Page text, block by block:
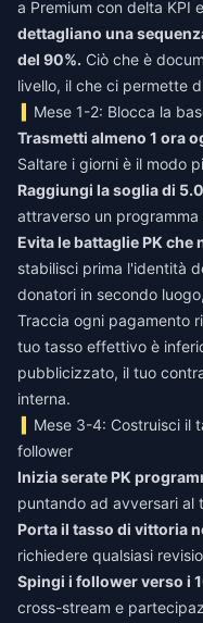
a Premium con delta KPI
dettagliano una
del 90%. Ciò che è
livello, il che ci permette
Mese 1-2: Blocca la
Trasmetti almeno 1 ora
Saltare i giorni è il modo
Raggiungi la soglia di
attraverso un
Evita le battaglie PK che
stabilisci prima l'identità
donatori in secondo
Traccia ogni pagamento
tuo tasso effettivo è
pubblicizzato, il tuo
interna.
Mese 3-4: Costruisci il
follower
Inizia serate PK
puntando ad avversari al
Porta il tasso di vittoria
richiedere qualsiasi
Spingi i follower verso i
cross-stream e